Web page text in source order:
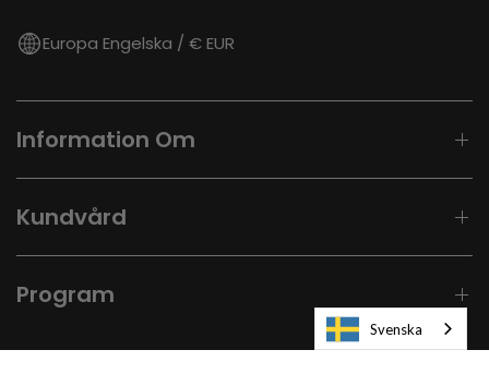
Europa Engelska / € EUR
Information Om
Kundvård
Program
Svenska